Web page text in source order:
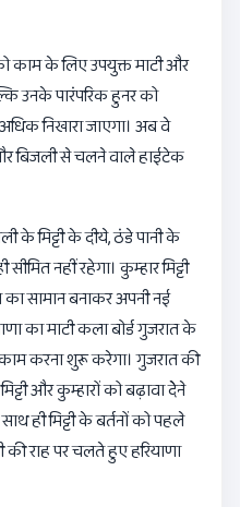
काम के लिए उपयुक्त माटी और
उनके पारंपरिक हुनर को
निखारा जाएगा। अब वे
बिजली से चलने वाले हाईटेक
के मिट्टी के दीये, ठंडे पानी के
नहीं रहेगा। कुम्हार मिट्टी
सामान बनाकर अपनी नई
का माटी कला बोर्ड गुजरात के
करना शुरू करेगा। गुजरात की
और कुम्हारों को बढ़ावा देेने
ही मिट्टी के बर्तनों को पहले
राह पर चलते हुए हरियाणा